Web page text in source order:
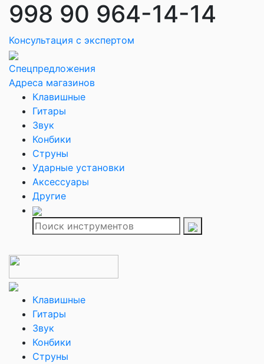
998 90 964-14-14
Консультация с экспертом
Спецпредложения
Адреса магазинов
Клавишные
Гитары
Звук
Конбики
Струны
Ударные установки
Аксессуары
Другие
Клавишные
Гитары
Звук
Конбики
Струны